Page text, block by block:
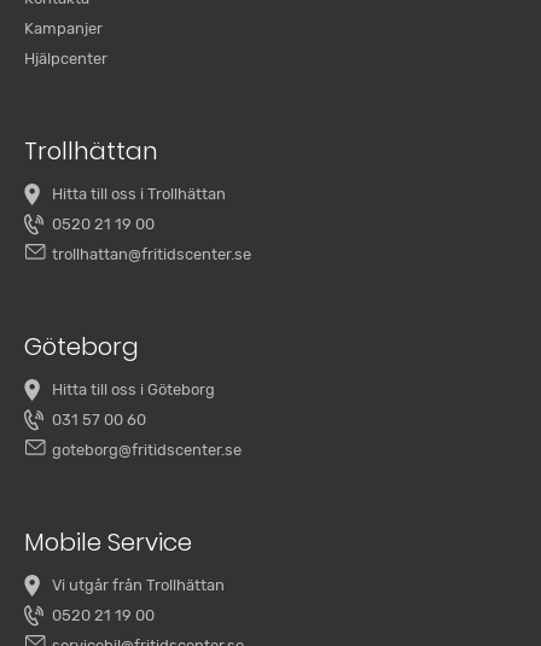
Kampanjer
Hjälpcenter
Trollhättan
Hitta till oss i Trollhättan
0520 21 19 00
trollhattan@fritidscenter.se
Göteborg
Hitta till oss i Göteborg
031 57 00 60
goteborg@fritidscenter.se
Mobile Service
Vi utgår från Trollhättan
0520 21 19 00